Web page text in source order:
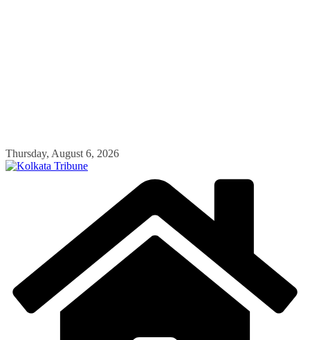
Skip
to
Thursday, August 6, 2026